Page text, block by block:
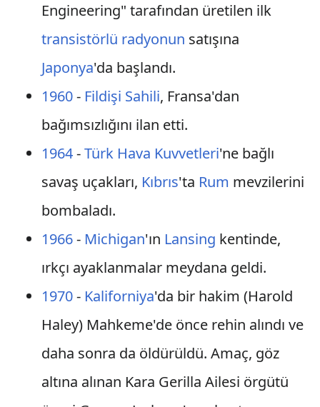
Engineering" tarafından üretilen ilk
transistörlü radyonun satışına
Japonya'da başlandı.
1960- Fildişi Sahili, Fransa'dan
bağımsızlığını ilan etti.
1964-Türk Hava Kuvvetleri'ne bağlı
savaş uçakları, Kıbrıs'ta Rum mevzilerini
bombaladı.
1966- Michigan'ın Lansing kentinde,
ırkçı ayaklanmalar meydana geldi.
1970- Kaliforniya'da bir hakim (Harold
Haley) Mahkeme'de önce rehin alındı ve
daha sonra da öldürüldü. Amaç, göz
altına alınan Kara Gerilla Ailesi örgütü